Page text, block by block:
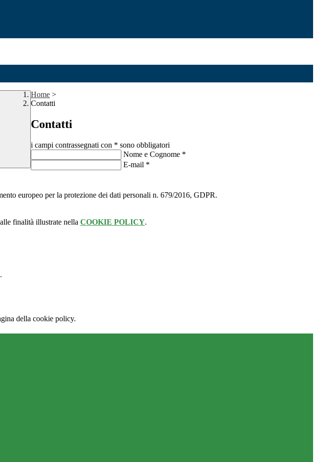
Home >
Contatti
Contatti
i campi contrassegnati con * sono obbligatori
Nome e Cognome *
E-mail *
europeo per la protezione dei dati personali n. 679/2016, GDPR.
finalità illustrate nella COOKIE POLICY.
della cookie policy.